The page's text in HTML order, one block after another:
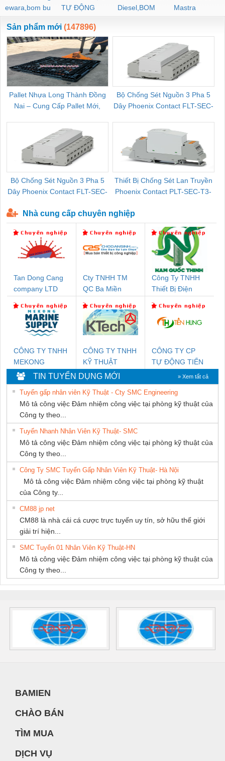
ewara,bom bu
ewara
TỰ ĐỘNG
Diesel,BOM
CHUA CHAY
Mastra
Sản phẩm mới (147896)
Pallet Nhựa Long Thành Đồng
Nai – Cung Cấp Pallet Mới,
Bộ Chống Sét Nguồn 3 Pha 5
Dây Phoenix Contact FLT-SEC-
Bộ Chống Sét Nguồn 3 Pha 5
Dây Phoenix Contact FLT-SEC-
Thiết Bị Chống Sét Lan Truyền
Phoenix Contact PLT-SEC-T3-
Nhà cung cấp chuyên nghiệp
Tan Dong Cang
company LTD
Cty TNHH TM
QC Ba Miền
Công Ty TNHH
Thiết Bị Điện
CÔNG TY TNHH
MEKONG
MARINE SUPPLY
CÔNG TY TNHH
KỸ THUẬT
KTECH VIỆT
NAM
CÔNG TY CP
TỰ ĐỘNG TIẾN
TIN TUYỂN DỤNG MỚI » Xem tất cả
Tuyển gấp nhân viên Kỹ Thuật - Cty SMC Engineering
Mô tả công việc Đảm nhiệm công việc tại phòng kỹ thuật của
Công ty theo...
Tuyển Nhanh Nhân Viên Kỹ Thuật- SMC
Mô tả công việc Đảm nhiệm công việc tại phòng kỹ thuật của
Công ty theo...
Công Ty SMC Tuyển Gấp Nhân Viên Kỹ Thuật- Hà Nội
Mô tả công việc Đảm nhiệm công việc tại phòng kỹ thuật
của Công ty...
CM88 jp net
CM88 là nhà cái cá cược trực tuyến uy tín, sở hữu thế giới
giải trí hiện...
SMC Tuyển 01 Nhân Viên Kỹ Thuật-HN
Mô tả công việc Đảm nhiệm công việc tại phòng kỹ thuật của
Công ty theo...
BAMIEN
CHÀO BÁN
TÌM MUA
DỊCH VỤ